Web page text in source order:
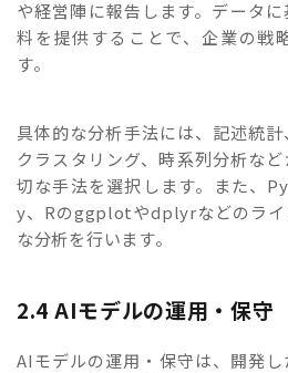
や経営陣に報告します。データ
料を提供することで、企業の戦
す。
具体的な分析手法には、記述統計
クラスタリング、時系列分析な
切な手法を選択します。また、
y、Rのggplotやdplyrなどのライ
な分析を行います。
2.4 AIモデルの運用・保守
AIモデルの運用・保守は、開発